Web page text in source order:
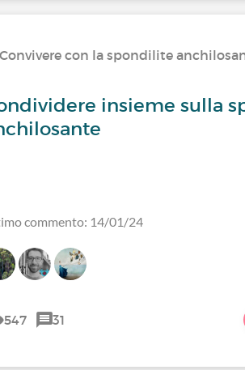
Convivere con la spondilite
insieme sulla
commento: 14/01/24
547 31